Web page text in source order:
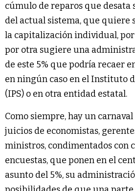
cúmulo de reparos que desata
del actual sistema, que quiere
la capitalización individual,
por otra sugiere una
de este 5% que podría recaer
en ningún caso en el Instituto
(IPS) o en otra entidad estatal.
Como siempre, hay un
juicios de economistas,
ministros, condimentados con
encuestas, que ponen en el
asunto del 5%, su